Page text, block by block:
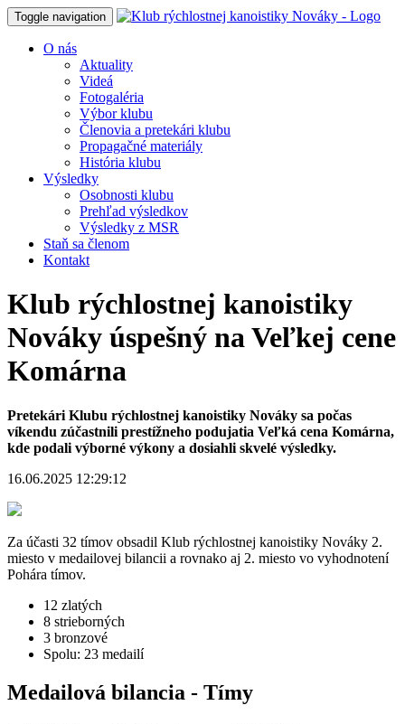
Toggle navigation
O nás
Aktuality
Videá
Fotogaléria
Výbor klubu
Členovia a pretekári klubu
Propagačné materiály
História klubu
Výsledky
Osobnosti klubu
Prehľad výsledkov
Výsledky z MSR
Staň sa členom
Kontakt
Klub rýchlostnej kanoistiky
Nováky úspešný na Veľkej cene
Komárna
Pretekári Klubu rýchlostnej kanoistiky Nováky sa počas
víkendu zúčastnili prestížneho podujatia Veľká cena Komárna,
kde podali výborné výkony a dosiahli skvelé výsledky.
16.06.2025 12:29:12
Za účasti 32 tímov obsadil Klub rýchlostnej kanoistiky Nováky 2.
miesto v medailovej bilancii a rovnako aj 2. miesto vo vyhodnotení
Pohára tímov.
12 zlatých
8 strieborných
3 bronzové
Spolu: 23 medailí
Medailová bilancia - Tímy